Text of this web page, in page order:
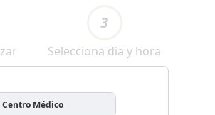
3
Selecciona dia y hora
Centro Médico